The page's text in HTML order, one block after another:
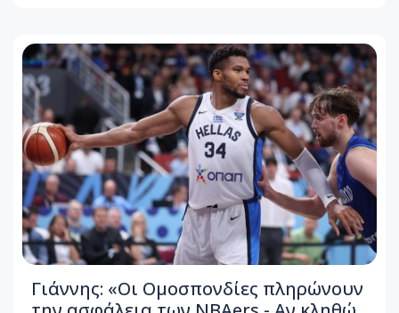
Γιάννης: «Οι Ομοσπονδίες πληρώνουν